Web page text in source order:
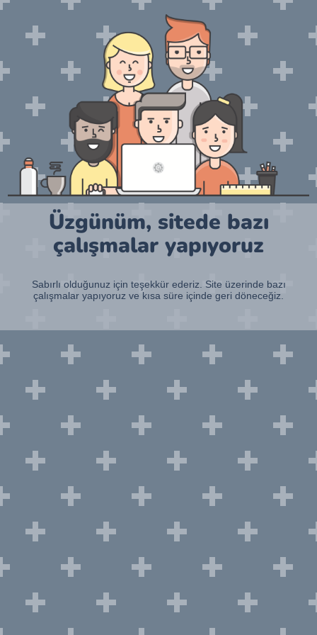
Üzgünüm, sitede bazı
çalışmalar yapıyoruz
Sabırlı olduğunuz için teşekkür ederiz. Site üzerinde bazı
çalışmalar yapıyoruz ve kısa süre içinde geri döneceğiz.